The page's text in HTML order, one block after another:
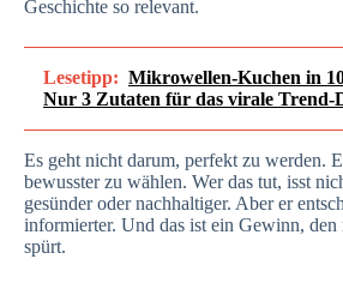
Geschichte so relevant.
Lesetipp: Mikrowellen-Kuchen in
Nur 3 Zutaten für das virale Trend-
Es geht nicht darum, perfekt zu werden.
bewusster zu wählen. Wer das tut, isst
gesünder oder nachhaltiger. Aber er
informierter. Und das ist ein Gewinn, den
spürt.